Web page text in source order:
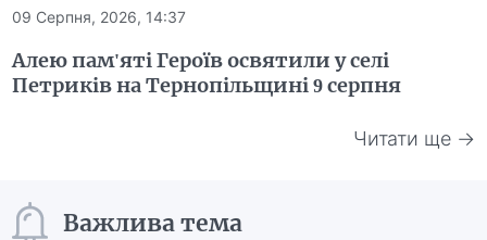
09 Серпня, 2026, 14:37
Алею пам'яті Героїв освятили у селі
Петриків на Тернопільщині 9 серпня
Читати ще →
Важлива тема